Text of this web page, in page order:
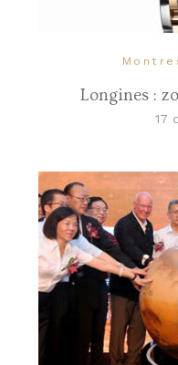
Longines :
17